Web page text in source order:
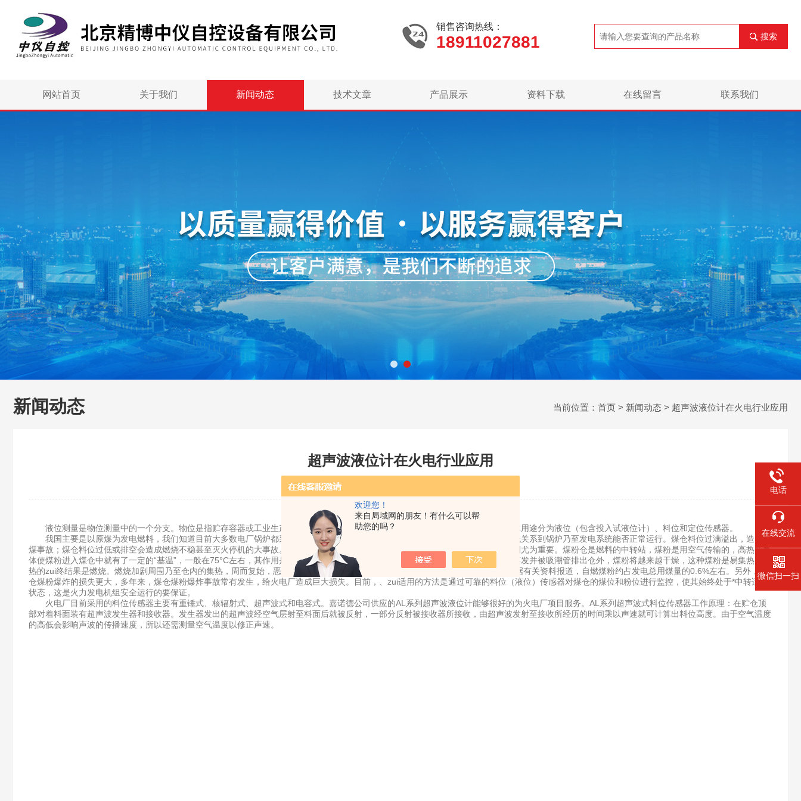
欢迎您！
来自局域网的朋友！有什么可以帮
助您的吗？
销售咨询热线：
18911027881 搜索
网站首页 关于我们 新闻动态 技术文章 产品展示 资料下载 在线留言 联系我们
新闻动态 当前位置： 首页 > 新闻动态 > 超声波液位计在火电行业应用
超声波液位计在火电行业应用
更新时间：2017-04-21 | 点击率：2231
液位测量是物位测量中的一个分支。物位是指贮存容器或工业生产设备里的液体、粉粒状固体、气体之间的分界面位置，根据具体用途分为液位（包含投入试液位计）、料位和定位传感器。
我国主要是以原煤为发电燃料，我们知道目前大多数电厂锅炉都采用风吹煤粉向锅炉供料。对于直吹式供料的锅炉，煤仓料位高低关系到锅炉乃至发电系统能否正常运行。煤仓料位过满溢出，造成冒
煤事故；煤仓料位过低或排空会造成燃烧不稳甚至灭火停机的大事故。对于中贮式供料的锅炉，既有煤仓，又有粉仓，煤仓粉位的控制尤为重要。煤粉仓是燃料的中转站，煤粉是用空气传输的，高热的气
体使煤粉进入煤仓中就有了一定的“基温”，一般在75°C左右，其作用是使煤粉有一定的离散性。可是，这个温度使煤粉中的水分快速蒸发并被吸潮管排出仓外，煤粉将越来越干燥，这种煤粉是易集热，集
热的zui终结果是燃烧。燃烧加剧周围乃至仓内的集热，周而复始，恶性循环，这样如不能及时的有效控制，其结果将是没法预料的。据有关资料报道，自燃煤粉约占发电总用煤量的0.6%左右。另外，煤
仓煤粉爆炸的损失更大，多年来，煤仓煤粉爆炸事故常有发生，给火电厂造成巨大损失。目前，、zui适用的方法是通过可靠的料位（液位）传感器对煤仓的煤位和粉位进行监控，使其始终处于*中转适控
状态，这是火力发电机组安全运行的要保证。
火电厂目前采用的料位传感器主要有重锤式、核辐射式、超声波式和电容式。嘉诺德公司供应的AL系列超声波液位计能够很好的为火电厂项目服务。AL系列超声波式料位传感器工作原理：在贮仓顶
部对着料面装有超声波发生器和接收器。发生器发出的超声波经空气层射至料面后就被反射，一部分反射被接收器所接收，由超声波发射至接收所经历的时间乘以声速就可计算出料位高度。由于空气温度
的高低会影响声波的传播速度，所以还需测量空气温度以修正声速。
电话
在线交流
微信扫一扫